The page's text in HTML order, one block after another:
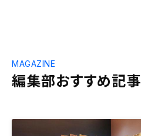
編集部おすすめ記事
MAGAZINE